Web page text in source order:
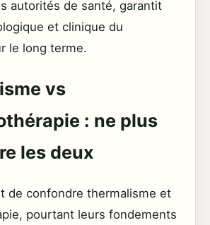
autorités de santé, garantit
et clinique du
le long terme.
vs
: ne plus
les deux
de confondre thermalisme et
pourtant leurs fondements